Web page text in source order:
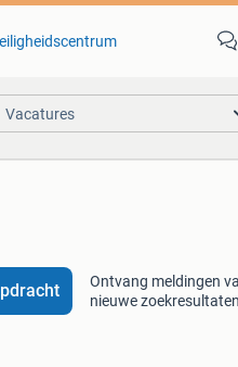
Vacatures
Ontvang meldingen
nieuwe zoekresultaten